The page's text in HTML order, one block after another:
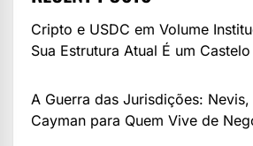
Cripto e USDC em Volume
Sua Estrutura Atual É um
A Guerra das Jurisdições:
Cayman para Quem Vive de